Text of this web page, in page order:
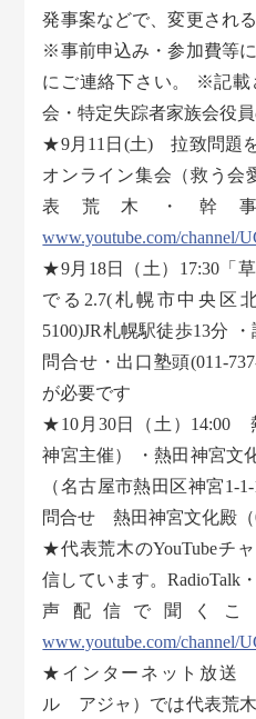
発事案などで、変更され
※事前申込み・参加費等
にご連絡下さい。 ※記載
会・特定失踪者家族会役員
★9月11日(土) 拉致問題
オンライン集会（救う会
表荒木・幹
www.youtube.com/channel/
★9月18日（土）17:30「
でる2.7(札幌市中央区
5100)JR札幌駅徒歩13分
問合せ・出口塾頭(011-
が必要です
★10月30日（土）14:00
神宮主催） ・熱田神宮
（名古屋市熱田区神宮1-
問合せ 熱田神宮文化殿（
★代表荒木のYouTubeチ
信しています。RadioTalk
声配信で聞くこ
www.youtube.com/channel/
★インターネット放送
ル アジャ）では代表荒木